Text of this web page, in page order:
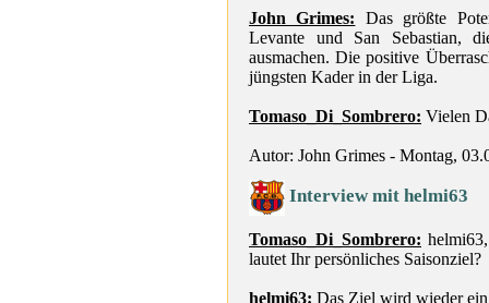
John Grimes: Das größte
Levante und San Sebastian,
ausmachen. Die positive
jüngsten Kader in der Liga.
Tomaso_Di_Sombrero: Vielen
Autor: John Grimes - Montag,
Interview mit helmi63
Tomaso_Di_Sombrero:
lautet Ihr persönliches Saisonziel?
helmi63: Das Ziel wird wieder